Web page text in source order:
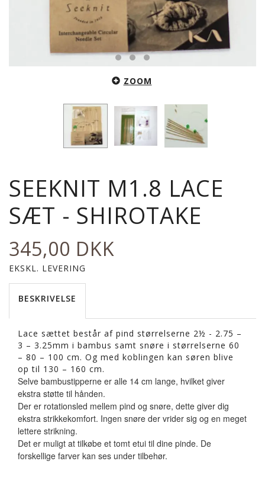
ZOOM
SEEKNIT M1.8 LACE
SÆT - SHIROTAKE
345,00 DKK
EKSKL. LEVERING
BESKRIVELSE
Lace sættet består af pind størrelserne 2½ - 2.75 –
3 – 3.25mm i bambus samt snøre i størrelserne 60
– 80 – 100 cm. Og med koblingen kan søren blive
op til 130 – 160 cm.
Selve bambustipperne er alle 14 cm lange, hvilket giver
ekstra støtte til hånden.
Der er rotationsled mellem pind og snøre, dette giver dig
ekstra strikkekomfort. Ingen snøre der vrider sig og en meget
lettere strikning.
Det er muligt at tilkøbe et tomt etui til dine pinde. De
forskellige farver kan ses under tilbehør.